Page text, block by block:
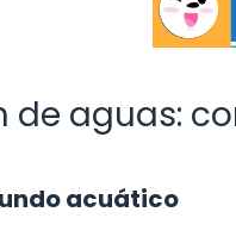
de aguas:
acuático